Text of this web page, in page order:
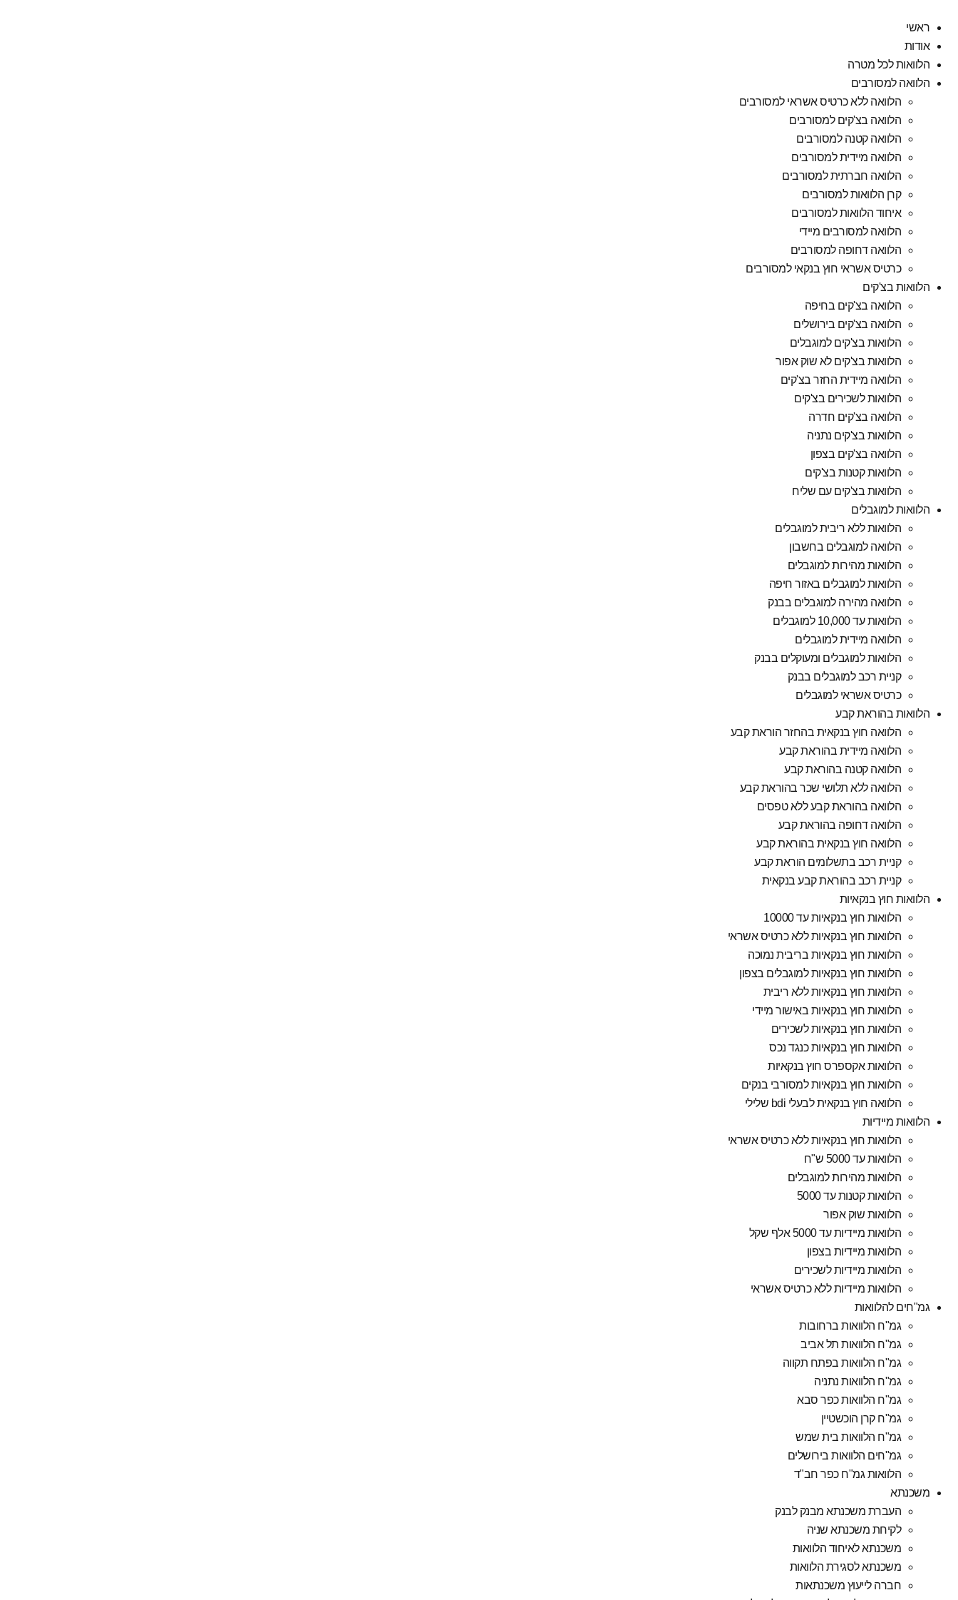
ראשי
אודות
הלוואות לכל מטרה
הלוואה למסורבים
הלוואה ללא כרטיס אשראי למסורבים
הלוואה בצ'קים למסורבים
הלוואה קטנה למסורבים
הלוואה מיידית למסורבים
הלוואה חברתית למסורבים
קרן הלוואות למסורבים
איחוד הלוואות למסורבים
הלוואה למסורבים מיידי
הלוואה דחופה למסורבים
כרטיס אשראי חוץ בנקאי למסורבים
הלוואות בצ'קים
הלוואה בצ'קים בחיפה
הלוואה בצ'קים בירושלים
הלוואות בצ'קים למוגבלים
הלוואות בצ'קים לא שוק אפור
הלוואה מיידית החזר בצ'קים
הלוואות לשכירים בצ'קים
הלוואה בצ'קים חדרה
הלוואות בצ'קים נתניה
הלוואה בצ'קים בצפון
הלוואות קטנות בצ'קים
הלוואות בצ'קים עם שליח
הלוואות למוגבלים
הלוואות ללא ריבית למוגבלים
הלוואה למוגבלים בחשבון
הלוואות מהירות למוגבלים
הלוואות למוגבלים באזור חיפה
הלוואה מהירה למוגבלים בבנק
הלוואות עד 10,000 למוגבלים
הלוואה מיידית למוגבלים
הלוואות למוגבלים ומעוקלים בבנק
קניית רכב למוגבלים בבנק
כרטיס אשראי למוגבלים
הלוואות בהוראת קבע
הלוואה חוץ בנקאית בהחזר הוראת קבע
הלוואה מיידית בהוראת קבע
הלוואה קטנה בהוראת קבע
הלוואה ללא תלושי שכר בהוראת קבע
הלוואה בהוראת קבע ללא טפסים
הלוואה דחופה בהוראת קבע
הלוואה חוץ בנקאית בהוראת קבע
קניית רכב בתשלומים הוראת קבע
קניית רכב בהוראת קבע בנקאית
הלוואות חוץ בנקאיות
הלוואות חוץ בנקאיות עד 10000
הלוואות חוץ בנקאיות ללא כרטיס אשראי
הלוואות חוץ בנקאיות בריבית נמוכה
הלוואות חוץ בנקאיות למוגבלים בצפון
הלוואות חוץ בנקאיות ללא ריבית
הלוואות חוץ בנקאיות באישור מיידי
הלוואות חוץ בנקאיות לשכירים
הלוואות חוץ בנקאיות כנגד נכס
הלוואות אקספרס חוץ בנקאיות
הלוואות חוץ בנקאיות למסורבי בנקים
הלוואה חוץ בנקאית לבעלי bdi שלילי
הלוואות מיידיות
הלוואות חוץ בנקאיות ללא כרטיס אשראי
הלוואות עד 5000 ש"ח
הלוואות מהירות למוגבלים
הלוואות קטנות עד 5000
הלוואות שוק אפור
הלוואות מיידיות עד 5000 אלף שקל
הלוואות מיידיות בצפון
הלוואות מיידיות לשכירים
הלוואות מיידיות ללא כרטיס אשראי
גמ"חים להלוואות
גמ"ח הלוואות ברחובות
גמ"ח הלוואות תל אביב
גמ"ח הלוואות בפתח תקווה
גמ"ח הלוואות נתניה
גמ"ח הלוואות כפר סבא
גמ"ח קרן הוכשטיין
גמ"ח הלוואות בית שמש
גמ"חים הלוואות בירושלים
הלוואות גמ"ח כפר חב"ד
משכנתא
העברת משכנתא מבנק לבנק
לקיחת משכנתא שניה
משכנתא לאיחוד הלוואות
משכנתא לסגירת הלוואות
חברה לייעוץ משכנתאות